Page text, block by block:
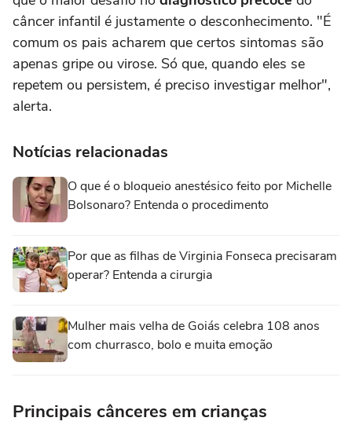
câncer infantil é justamente o desconhecimento. "É
comum os pais acharem que certos sintomas são
apenas gripe ou virose. Só que, quando eles se
repetem ou persistem, é preciso investigar melhor",
alerta.
Notícias relacionadas
O que é o bloqueio anestésico feito por Michelle
Bolsonaro? Entenda o procedimento
Por que as filhas de Virginia Fonseca precisaram
operar? Entenda a cirurgia
Mulher mais velha de Goiás celebra 108 anos
com churrasco, bolo e muita emoção
Principais cânceres em crianças